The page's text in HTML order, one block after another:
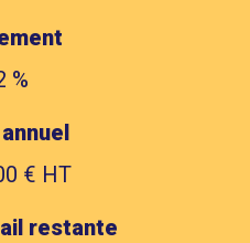
%
€ HT
restante